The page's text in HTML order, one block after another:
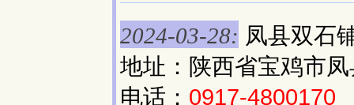
2024-03-28: 凤县双石
地址：陕西省宝鸡市
电话： 0917-4800170